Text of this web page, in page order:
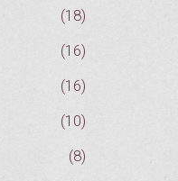
(18)
(16)
(16)
(10)
(8)